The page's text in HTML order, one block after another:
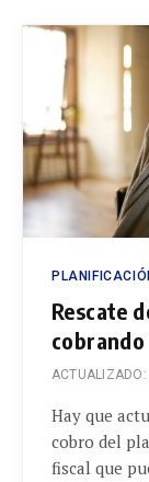
Rescate
ACTUALIZADO:
Hay que
cobro del
fiscal que